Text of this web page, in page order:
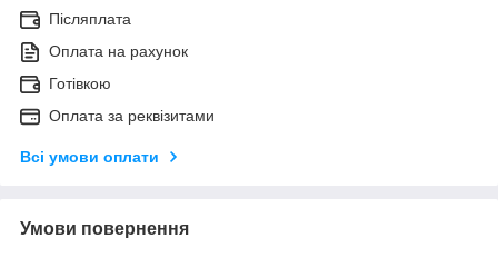
Післяплата
Оплата на рахунок
Готівкою
Оплата за реквізитами
Всі умови оплати
Умови повернення